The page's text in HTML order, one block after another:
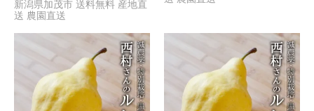
新潟県加茂市 送料無料 産地直
送 農園直送